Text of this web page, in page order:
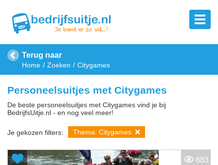
Terug naar
Home Zoeken Citygames
Personeelsuitjes met Citygames
De beste personeelsuitjes met Citygames vind je bij
BedrijfsUitje.nl - en nog veel meer!
Je gekozen filters: Thema: Citygames
883